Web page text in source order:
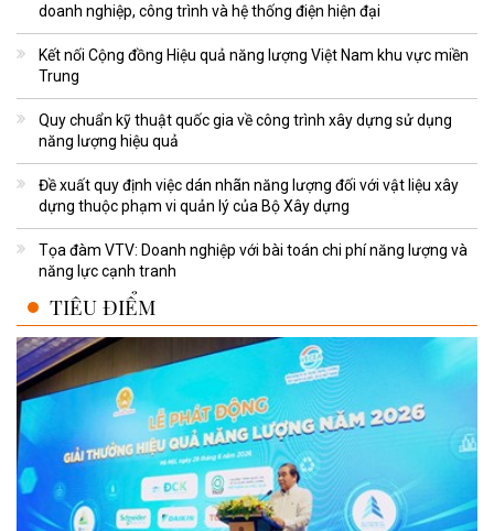
doanh nghiệp, công trình và hệ thống điện hiện đại
Kết nối Cộng đồng Hiệu quả năng lượng Việt Nam khu vực miền
Trung
Quy chuẩn kỹ thuật quốc gia về công trình xây dựng sử dụng
năng lượng hiệu quả
Đề xuất quy định việc dán nhãn năng lượng đối với vật liệu xây
dựng thuộc phạm vi quản lý của Bộ Xây dựng
Tọa đàm VTV: Doanh nghiệp với bài toán chi phí năng lượng và
năng lực cạnh tranh
TIÊU ĐIỂM